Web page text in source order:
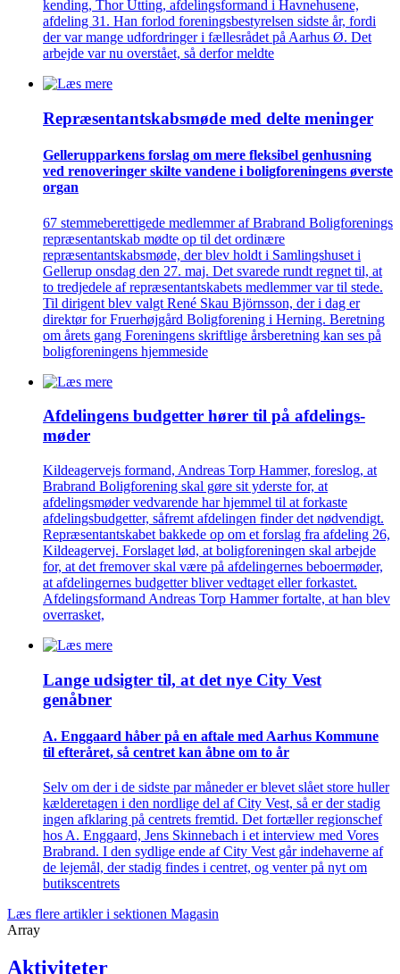
kending, Thor Utting, afdelingsformand i Havnehusene,
afdeling 31. Han forlod foreningsbestyrelsen sidste år, fordi
der var mange udfordringer i fællesrådet på Aarhus Ø. Det
arbejde var nu overstået, så derfor meldte
Repræsentant­skabs­møde med delte meninger
Gellerup­parkens forslag om mere fleksibel genhusning
ved renove­ringer skilte vandene i bolig­foreningens øverste
organ
67 stemmeberettigede medlemmer af Brabrand Boligforenings
repræsentantskab mødte op til det ordinære
repræsentantskabsmøde, der blev holdt i Samlingshuset i
Gellerup onsdag den 27. maj. Det svarede rundt regnet til, at
to tredjedele af repræsentantskabets medlemmer var til stede.
Til dirigent blev valgt René Skau Björnsson, der i dag er
direktør for Fruerhøjgård Boligforening i Herning. Beretning
om årets gang Foreningens skriftlige årsberetning kan ses på
boligforeningens hjemmeside
Afdelingens budgetter hører til på afdelings­
møder
Kildeagervejs formand, Andreas Torp Hammer, foreslog, at
Brabrand Boligforening skal gøre sit yderste for, at
afdelingsmøder vedvarende har hjemmel til at forkaste
afdelingsbudgetter, såfremt afdelingen finder det nødvendigt.
Repræsentantskabet bakkede op om et forslag fra afdeling 26,
Kildeagervej. Forslaget lød, at boligforeningen skal arbejde
for, at det fremover skal være på afdelingernes beboermøder,
at afdelingernes budgetter bliver vedtaget eller forkastet.
Afdelingsformand Andreas Torp Hammer fortalte, at han blev
overrasket,
Lange udsigter til, at det nye City Vest
genåbner
A. Enggaard håber på en aftale med Aarhus Kommune
til efteråret, så centret kan åbne om to år
Selv om der i de sidste par måneder er blevet slået store huller
kælderetagen i den nordlige del af City Vest, så er der stadig
ingen afklaring på centrets fremtid. Det fortæller regionschef
hos A. Enggaard, Jens Skinnebach i et interview med Vores
Brabrand. I den sydlige ende af City Vest går indehaverne af
de lejemål, der stadig findes i centret, og venter på nyt om
butikscentrets
Læs flere artikler i sektionen Magasin
Array
Aktiviteter